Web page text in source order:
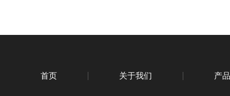
首页 关于我们 产